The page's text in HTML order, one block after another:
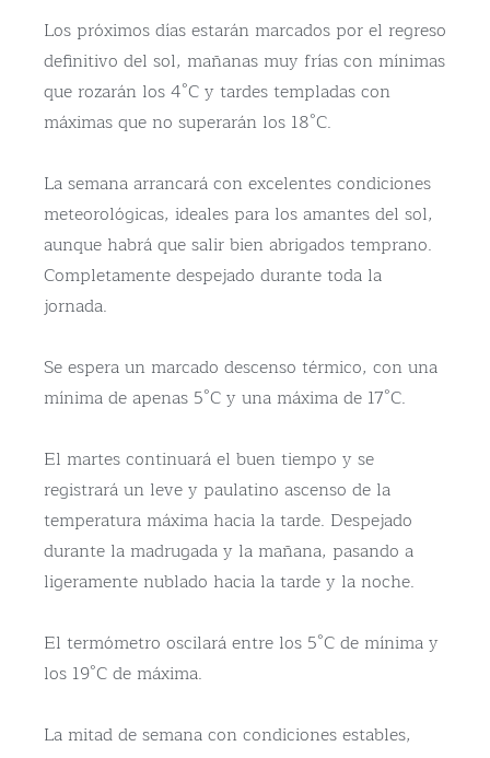
Los próximos días estarán marcados por el regreso
definitivo del sol, mañanas muy frías con mínimas
que rozarán los 4°C y tardes templadas con
máximas que no superarán los 18°C.
La semana arrancará con excelentes condiciones
meteorológicas, ideales para los amantes del sol,
aunque habrá que salir bien abrigados temprano.
Completamente despejado durante toda la
jornada.
Se espera un marcado descenso térmico, con una
mínima de apenas 5°C y una máxima de 17°C.
El martes continuará el buen tiempo y se
registrará un leve y paulatino ascenso de la
temperatura máxima hacia la tarde. Despejado
durante la madrugada y la mañana, pasando a
ligeramente nublado hacia la tarde y la noche.
El termómetro oscilará entre los 5°C de mínima y
los 19°C de máxima.
La mitad de semana con condiciones estables,